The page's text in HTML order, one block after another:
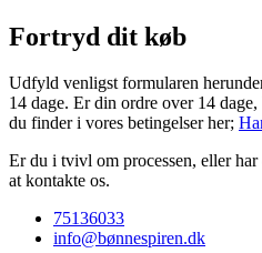
Fortryd dit køb
Udfyld venligst formularen
14 dage. Er din ordre over 14
du finder i vores betingelser her;
Er du i tvivl om processen, eller
at kontakte os.
75136033
info@bønnespiren.dk